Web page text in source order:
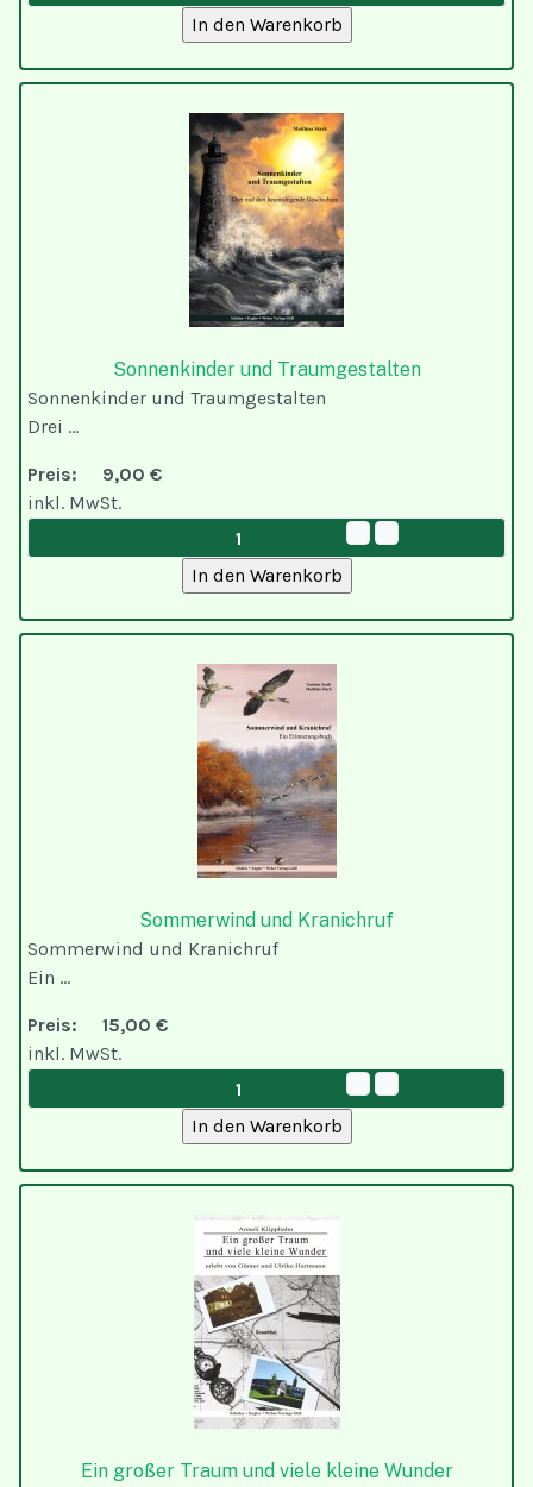
Sonnenkinder und Traumgestalten
Sonnenkinder und Traumgestalten
Drei ...
Preis:
9,00 €
inkl. MwSt.
Sommerwind und Kranichruf
Sommerwind und Kranichruf
Ein ...
Preis:
15,00 €
inkl. MwSt.
Ein großer Traum und viele kleine Wunder